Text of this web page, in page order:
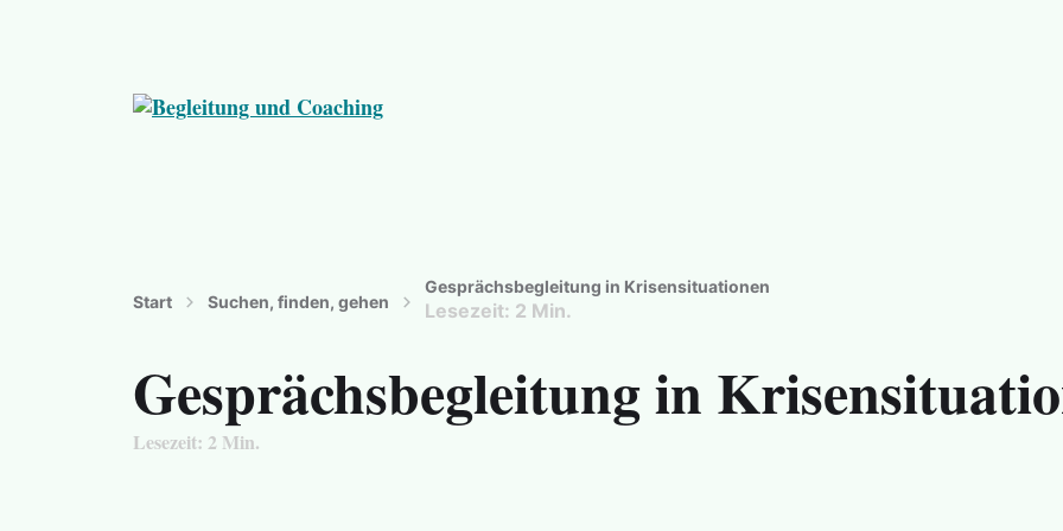
Die andere, neue Sichtweise entdecken - auftanken - neue Wege gehen
Start Suchen, finden, gehen
Gesprächsbegleitung in Krisensituationen
Lesezeit: 2 Min.
Gesprächsbegleitung in
Lesezeit: 2 Min.